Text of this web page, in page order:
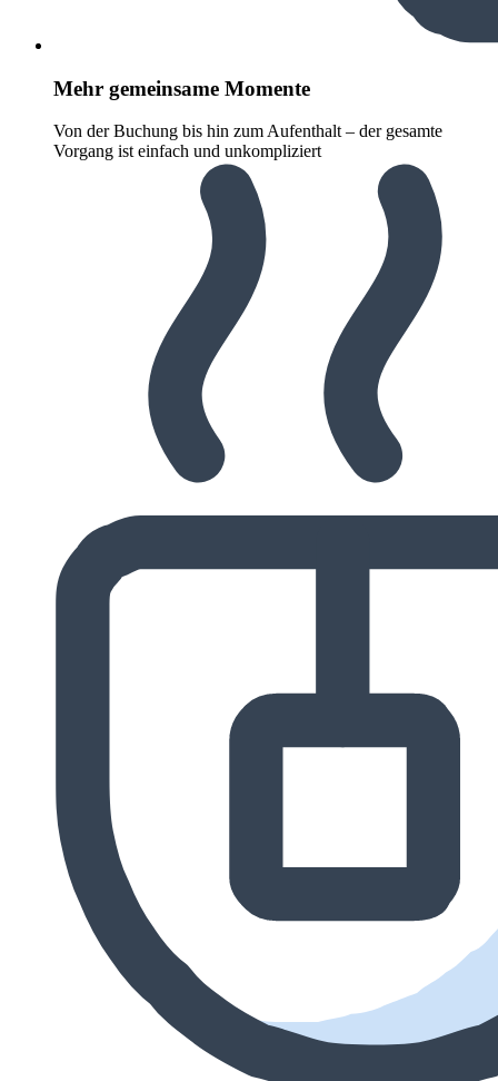
Mehr gemeinsame Momente
Von der Buchung bis hin zum Aufenthalt – der gesamte
Vorgang ist einfach und unkompliziert